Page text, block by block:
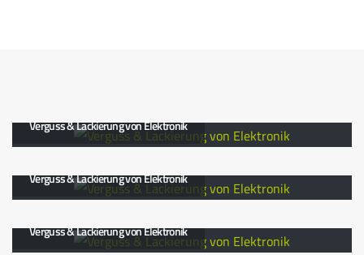
Verguss & Lackierung von Elektronik
Verguss & Lackierung von Elektronik
Verguss & Lackierung von Elektronik